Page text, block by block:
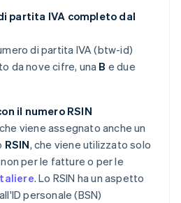
partita IVA completo dal
di partita IVA (btw-id)
da nove cifre, una B e due
il numero RSIN
viene assegnato anche un
RSIN, che viene utilizzato solo
per le fatture o per le
. Lo RSIN ha un aspetto
personale (BSN)